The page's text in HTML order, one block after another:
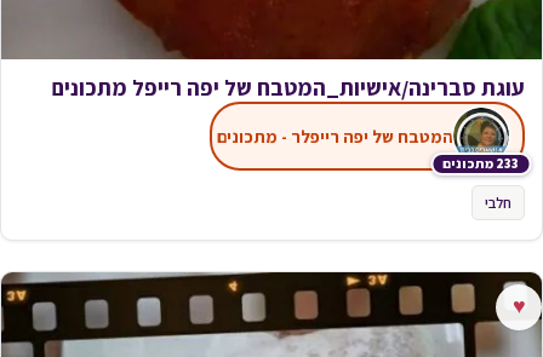
עוגת סברינה/אישיות_המטבח של יפה רייפל מתכונים
233 מתכונים
המטבח של יפה רייפלר - מתכונים
חלבי
♥